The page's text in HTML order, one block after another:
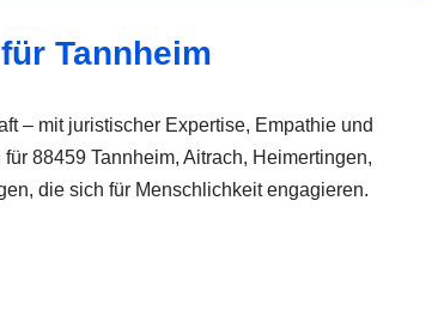
Tannheim
– mit juristischer Expertise, Empathie und
88459 Tannheim, Aitrach, Heimertingen,
die sich für Menschlichkeit engagieren.